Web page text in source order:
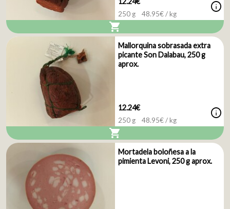
250 g 48.95€ / kg info
shopping_cart
Mallorquina sobrasada extra
picante Son Dalabau, 250 g
aprox.
12.24€
250 g 48.95€ / kg info
shopping_cart
Mortadela boloñesa a la
pimienta Levoni, 250 g aprox.